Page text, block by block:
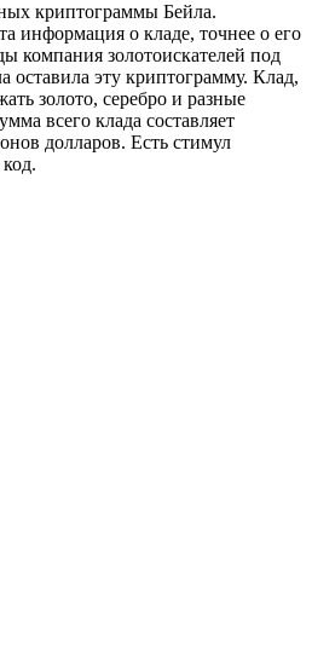
криптограммы Бейла.
информация о кладе, точнее о его
компания золотоискателей под
оставила эту криптограмму. Клад,
золото, серебро и разные
всего клада составляет
долларов. Есть стимул